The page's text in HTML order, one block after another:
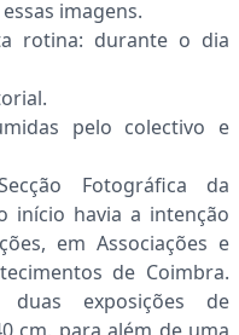
imagens.
rotina: durante o dia
pelo colectivo e
Fotográfica da
início havia a intenção
em Associações e
de Coimbra.
exposições de
cm, para além de uma